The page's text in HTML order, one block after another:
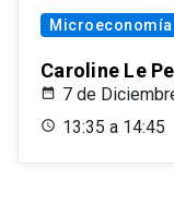
Caroline Le
7 de
13:35 a 14:45